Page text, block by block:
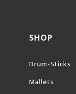
SHOP
Drum-Sticks
Mallets